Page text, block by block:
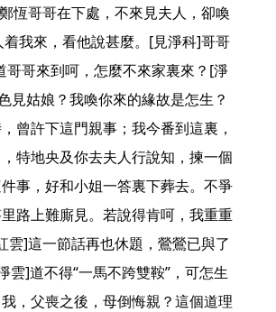
恆哥哥在下處，不來見夫人，卻喚
我來，看他說甚麼。[見淨科]哥哥
哥哥來到呵，怎麼不來家裏來？[淨
見姑娘？我喚你來的緣故是怎生？
曾許下這門親事；我今番到這裏，
特地央及你去夫人行說知，揀一個
事，好和小姐一答裏下葬去。不爭
路上難廝見。若說得肯呵，我重重
雲]這一節話再也休題，鶯鶯已與了
雲]道不得“一馬不跨雙鞍”，可怎生
，父喪之後，母倒悔親？這個道理